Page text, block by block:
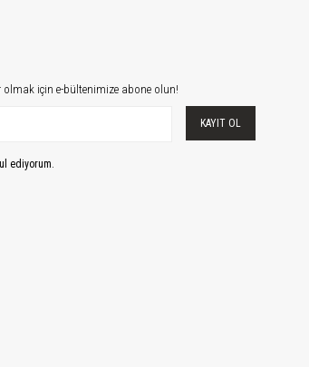
için e-bültenimize abone olun!
KAYIT OL
ediyorum.